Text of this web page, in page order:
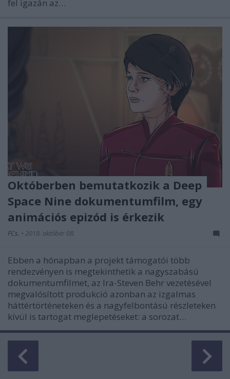
fel igazán az…
Októberben bemutatkozik a Deep
Space Nine dokumentumfilm, egy
animációs epizód is érkezik
FCs. • 2018. október 08.
Ebben a hónapban a projekt támogatói több
rendezvényen is megtekinthetik a nagyszabású
dokumentumfilmet, az Ira-Steven Behr vezetésével
megvalósított produkció azonban az izgalmas
háttértörténeteken és a nagyfelbontású részleteken
kívül is tartogat meglepetéseket: a sorozat…